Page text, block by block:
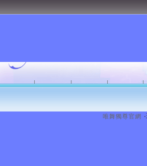
唯舞獨尊官網